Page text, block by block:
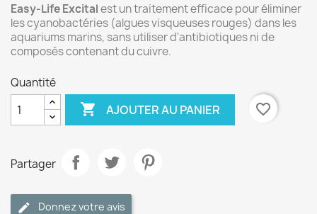
Easy-Life Excitalest un traitement efficace pour éliminer
les cyanobactéries (algues visqueuses rouges) dans les
aquariums marins, sans utiliser d'antibiotiques ni de
composés contenant du cuivre.
Quantité
 AJOUTER AU PANIER favorite_border
Partager
Donnez votre avis